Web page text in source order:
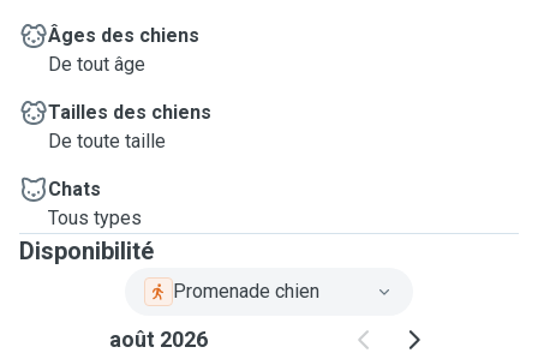
Âges des chiens
De tout âge
Tailles des chiens
De toute taille
Chats
Tous types
Disponibilité
Promenade chien
août 2026